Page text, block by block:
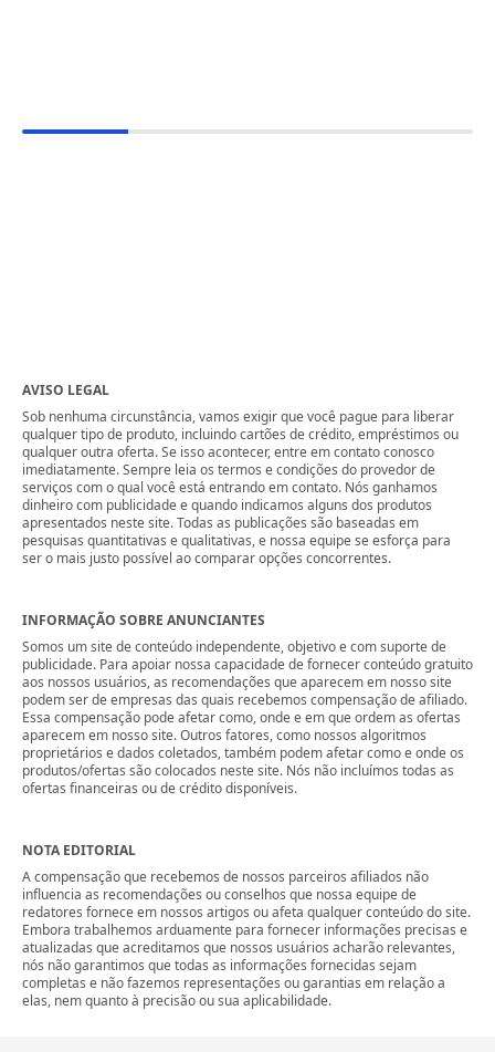
AVISO LEGAL
Sob nenhuma circunstância, vamos exigir que você pague para liberar
qualquer tipo de produto, incluindo cartões de crédito, empréstimos ou
qualquer outra oferta. Se isso acontecer, entre em contato conosco
imediatamente. Sempre leia os termos e condições do provedor de
serviços com o qual você está entrando em contato. Nós ganhamos
dinheiro com publicidade e quando indicamos alguns dos produtos
apresentados neste site. Todas as publicações são baseadas em
pesquisas quantitativas e qualitativas, e nossa equipe se esforça para
ser o mais justo possível ao comparar opções concorrentes.
INFORMAÇÃO SOBRE ANUNCIANTES
Somos um site de conteúdo independente, objetivo e com suporte de
publicidade. Para apoiar nossa capacidade de fornecer conteúdo gratuito
aos nossos usuários, as recomendações que aparecem em nosso site
podem ser de empresas das quais recebemos compensação de afiliado.
Essa compensação pode afetar como, onde e em que ordem as ofertas
aparecem em nosso site. Outros fatores, como nossos algoritmos
proprietários e dados coletados, também podem afetar como e onde os
produtos/ofertas são colocados neste site. Nós não incluímos todas as
ofertas financeiras ou de crédito disponíveis.
NOTA EDITORIAL
A compensação que recebemos de nossos parceiros afiliados não
influencia as recomendações ou conselhos que nossa equipe de
redatores fornece em nossos artigos ou afeta qualquer conteúdo do site.
Embora trabalhemos arduamente para fornecer informações precisas e
atualizadas que acreditamos que nossos usuários acharão relevantes,
nós não garantimos que todas as informações fornecidas sejam
completas e não fazemos representações ou garantias em relação a
elas, nem quanto à precisão ou sua aplicabilidade.